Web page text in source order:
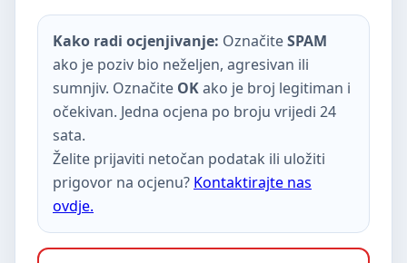
Kako radi ocjenjivanje: OznačiteSPAM
ako je poziv bio neželjen, agresivan ili
sumnjiv. Označite OKako je broj legitiman i
očekivan. Jedna ocjena po broju vrijedi 24
sata.
Želite prijaviti netočan podatak ili uložiti
prigovor na ocjenu? Kontaktirajte nas
ovdje.